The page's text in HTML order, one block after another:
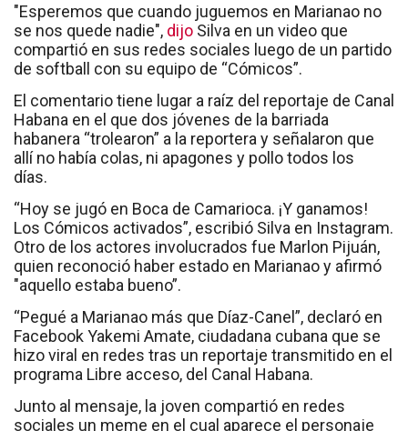
"Esperemos que cuando juguemos en Marianao no
se nos quede nadie", dijo Silva en un video que
compartió en sus redes sociales luego de un partido
de softball con su equipo de “Cómicos”.
El comentario tiene lugar a raíz del reportaje de Canal
Habana en el que dos jóvenes de la barriada
habanera “trolearon” a la reportera y señalaron que
allí no había colas, ni apagones y pollo todos los
días.
“Hoy se jugó en Boca de Camarioca. ¡Y ganamos!
Los Cómicos activados”, escribió Silva en Instagram.
Otro de los actores involucrados fue Marlon Pijuán,
quien reconoció haber estado en Marianao y afirmó
"aquello estaba bueno”.
“Pegué a Marianao más que Díaz-Canel”, declaró en
Facebook Yakemi Amate, ciudadana cubana que se
hizo viral en redes tras un reportaje transmitido en el
programa Libre acceso, del Canal Habana.
Junto al mensaje, la joven compartió en redes
sociales un meme en el cual aparece el personaje